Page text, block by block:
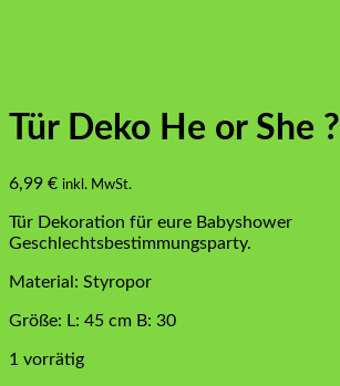
Tür Deko He or She ?
6,99 € inkl. MwSt.
Tür Dekoration für eure Babyshower
Geschlechtsbestimmungsparty.
Material: Styropor
Größe: L: 45 cm B: 30
1 vorrätig